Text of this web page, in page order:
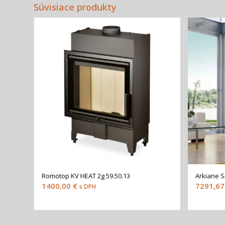
Súvisiace produkty
Romotop KV HEAT 2g 59.50.13
1400,00 € s DPH
Arkiane
7291,67